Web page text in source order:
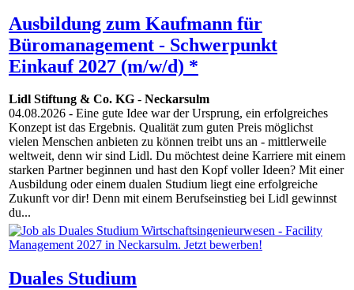
Ausbildung zum Kaufmann für
Büromanagement - Schwerpunkt
Einkauf 2027 (m/w/d) *
Lidl Stiftung & Co. KG - Neckarsulm
04.08.2026 - Eine gute Idee war der Ursprung, ein erfolgreiches
Konzept ist das Ergebnis. Qualität zum guten Preis möglichst
vielen Menschen anbieten zu können treibt uns an - mittlerweile
weltweit, denn wir sind Lidl. Du möchtest deine Karriere mit einem
starken Partner beginnen und hast den Kopf voller Ideen? Mit einer
Ausbildung oder einem dualen Studium liegt eine erfolgreiche
Zukunft vor dir! Denn mit einem Berufseinstieg bei Lidl gewinnst
du...
Duales Studium